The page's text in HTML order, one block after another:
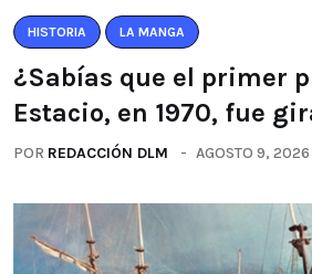
HISTORIA LA MANGA
¿Sabías que el primer
Estacio, en 1970, fue
POR REDACCIÓN DLM AGOSTO 9, 2026